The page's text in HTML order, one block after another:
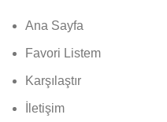
Ana Sayfa
Favori Listem
Karşılaştır
İletişim